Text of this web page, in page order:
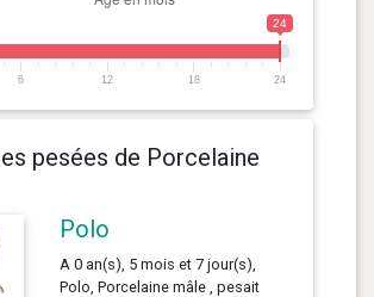
24
6 12 18 24
pesées de Porcelaine
Polo
A 0 an(s), 5 mois et 7 jour(s),
Polo, Porcelaine mâle , pesait